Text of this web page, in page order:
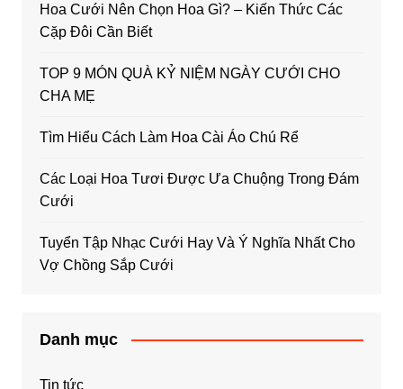
Hoa Cưới Nên Chọn Hoa Gì? – Kiến Thức Các
Cặp Đôi Cần Biết
TOP 9 MÓN QUÀ KỶ NIỆM NGÀY CƯỚI CHO
CHA MẸ
Tìm Hiểu Cách Làm Hoa Cài Áo Chú Rể
Các Loại Hoa Tươi Được Ưa Chuộng Trong Đám
Cưới
Tuyển Tập Nhạc Cưới Hay Và Ý Nghĩa Nhất Cho
Vợ Chồng Sắp Cưới
Danh mục
Tin tức